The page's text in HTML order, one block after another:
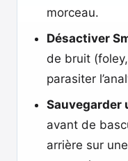
morceau.
Désactiver
de bruit
parasiter
Sauvegarder
avant de
arrière sur